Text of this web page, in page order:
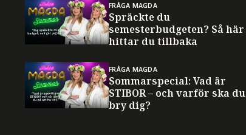
FRÅGA MAGDA
Spräckte du
semesterbudgeten? Så här
hittar du tillbaka
FRÅGA MAGDA
Sommarspecial: Vad är
STIBOR – och varför ska du
bry dig?